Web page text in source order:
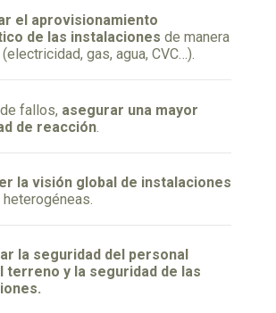
el aprovisionamiento
de las instalaciones de manera
gas, agua, CVC…).
fallos, asegurar una mayor
de reacción
la visión global de instalaciones
la seguridad del personal
terreno y la seguridad de las